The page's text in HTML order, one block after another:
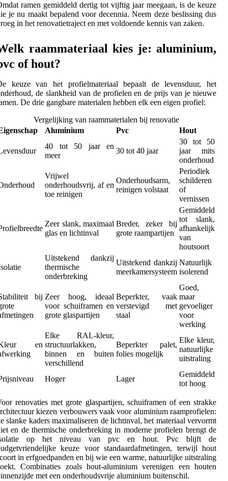
ramen gemiddeld dertig tot vijftig jaar meegaan, is de keuze
je nu maakt bepalend voor decennia. Neem deze beslissing dus
in het renovatietraject en met voldoende kennis van zaken.
raammateriaal kies je: aluminium,
of hout?
keuze van het profielmateriaal bepaalt de levensduur, het
de slankheid van de profielen en de prijs van je nieuwe
De drie gangbare materialen hebben elk een eigen profiel:
Vergelijking van raammaterialen bij renovatie
Aluminium Pvc Hout
40 tot 50 jaar en
meer
30 tot 40 jaar
30 tot 50
jaar mits
onderhoud
Vrijwel
onderhoudsvrij, af en
toe reinigen
Onderhoudsarm,
reinigen volstaat
Periodiek
schilderen
of
vernissen
Zeer slank, maximaal
glas en lichtinval
Breder, zeker bij
grote raampartijen
Gemiddeld
tot slank,
afhankelijk
van
houtsoort
Uitstekend dankzij
thermische
onderbreking
Uitstekend dankzij
meerkamersysteem
Natuurlijk
isolerend
bij Zeer hoog, ideaal
voor schuiframen en
grote glaspartijen
Beperkter, vaak
verstevigd met
staal
Goed,
maar
gevoeliger
voor
werking
en
Elke RAL-kleur,
structuurlakken,
binnen en buiten
verschillend
Beperkter palet,
folies mogelijk
Elke kleur,
natuurlijke
uitstraling
Hoger Lager
Gemiddeld
tot hoog
renovaties met grote glaspartijen, schuiframen of een strakke
kiezen verbouwers vaak voor aluminium raamprofielen:
slanke kaders maximaliseren de lichtinval, het materiaal vervormt
en de thermische onderbreking in moderne profielen brengt de
op het niveau van pvc en hout. Pvc blijft de
keuze voor standaardafmetingen, terwijl hout
in erfgoedpanden en bij wie een warme, natuurlijke uitstraling
Combinaties zoals hout-aluminium verenigen een houten
met een onderhoudsvrije aluminium buitenschil.